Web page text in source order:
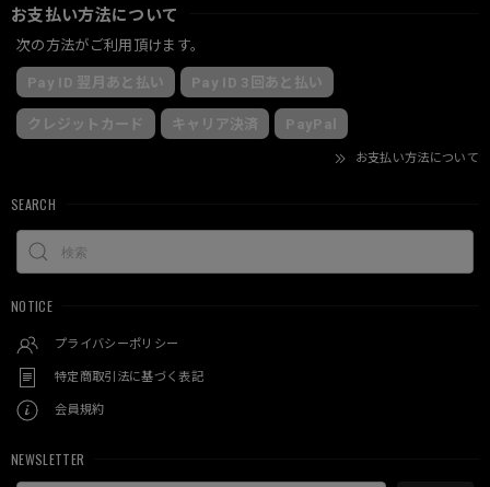
お支払い方法について
次の方法がご利用頂けます。
Pay ID 翌月あと払い Pay ID 3回あと払い
クレジットカード キャリア決済 PayPal
お支払い方法について
SEARCH
NOTICE
プライバシーポリシー
特定商取引法に基づく表記
会員規約
NEWSLETTER